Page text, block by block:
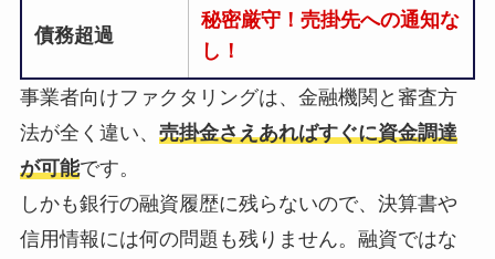
債務超過
秘密厳守！売掛先への通知な
し！
事業者向けファクタリングは、金融機関と審査方
法が全く違い、 売掛金さえあればすぐに資金調達
が可能です。
しかも銀行の融資履歴に残らないので、決算書や
信用情報には何の問題も残りません。融資ではな